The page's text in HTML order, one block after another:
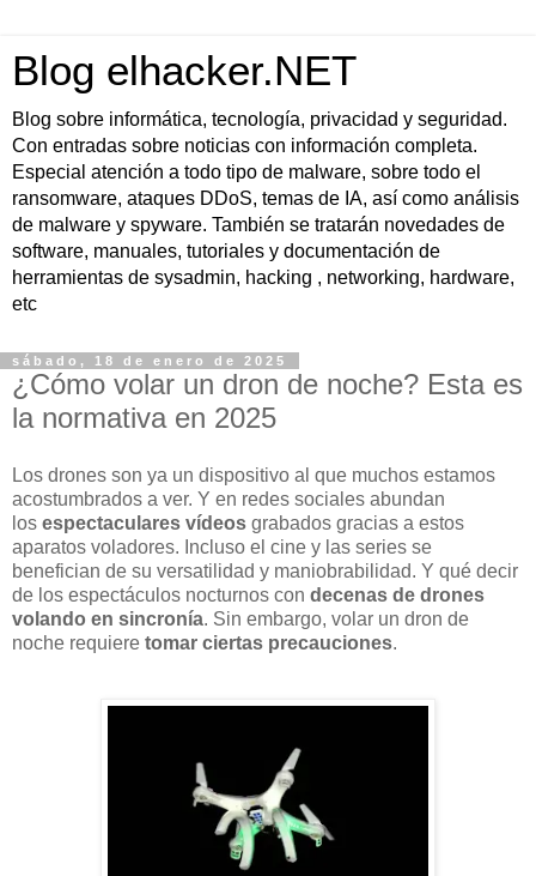
Blog elhacker.NET
Blog sobre informática, tecnología, privacidad y seguridad.
Con entradas sobre noticias con información completa.
Especial atención a todo tipo de malware, sobre todo el
ransomware, ataques DDoS, temas de IA, así como análisis
de malware y spyware. También se tratarán novedades de
software, manuales, tutoriales y documentación de
herramientas de sysadmin, hacking , networking, hardware,
etc
sábado, 18 de enero de 2025
¿Cómo volar un dron de noche? Esta es
la normativa en 2025
Los drones son ya un dispositivo al que muchos estamos
acostumbrados a ver. Y en redes sociales abundan
los espectaculares vídeos grabados gracias a estos
aparatos voladores. Incluso el cine y las series se
benefician de su versatilidad y maniobrabilidad. Y qué decir
de los espectáculos nocturnos con decenas de drones
volando en sincronía. Sin embargo, volar un dron de
noche requiere tomar ciertas precauciones.